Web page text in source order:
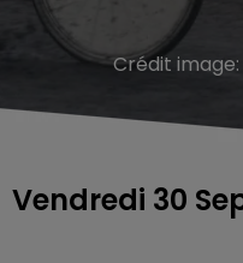
Crédit image:
Vendredi 30